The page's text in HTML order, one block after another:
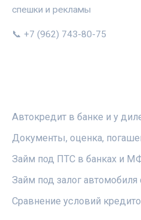
спешки и рекламы
📞 +7 (962) 743-80-75
Автокредит в банке и у
Документы, оценка,
Займ под ПТС в банках и
Займ под залог
Сравнение условий